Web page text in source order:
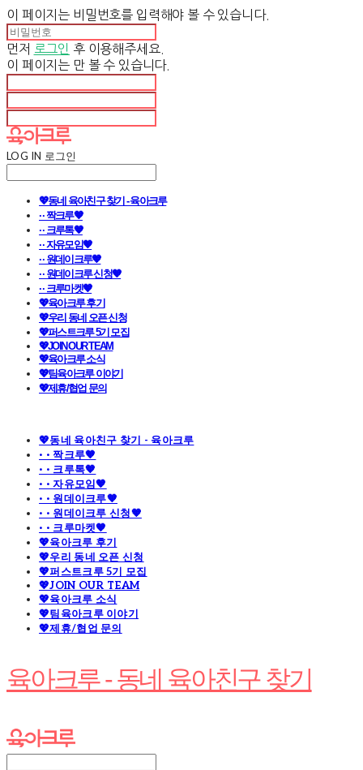
이 페이지는 비밀번호를 입력해야 볼 수 있습니다.
먼저 로그인 후 이용해주세요.
이 페이지는 만 볼 수 있습니다.
LOG IN 로그인
💖동네 육아친구 찾기 - 육아크루
· · 짝크루🧡
· · 크루톡🧡
· · 자유모임🧡
· · 원데이크루🧡
· · 원데이크루 신청🧡
· · 크루마켓🧡
💖육아크루 후기
💖우리 동네 오픈 신청
💖퍼스트크루 5기 모집
💖JOIN OUR TEAM
💖육아크루 소식
💖팀육아크루 이야기
💖제휴/협업 문의
💖동네 육아친구 찾기 - 육아크루
· · 짝크루🧡
· · 크루톡🧡
· · 자유모임🧡
· · 원데이크루🧡
· · 원데이크루 신청🧡
· · 크루마켓🧡
💖육아크루 후기
💖우리 동네 오픈 신청
💖퍼스트크루 5기 모집
💖JOIN OUR TEAM
💖육아크루 소식
💖팀육아크루 이야기
💖제휴/협업 문의
육아크루 - 동네 육아친구 찾기